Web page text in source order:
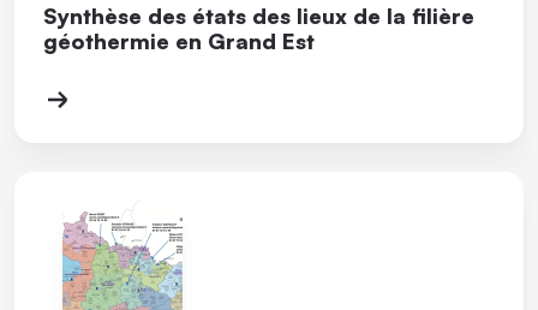
Synthèse des états des lieux de la filière
géothermie en Grand Est